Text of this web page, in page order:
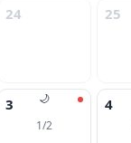
24 25
🌙
3
1/2
4